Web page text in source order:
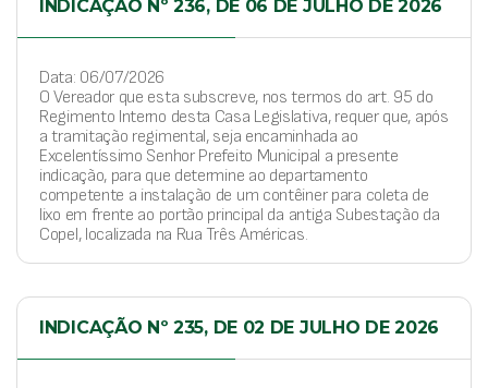
INDICAÇÃO Nº 236, DE 06 DE JULHO DE 2026
Data: 06/07/2026
O Vereador que esta subscreve, nos termos do art. 95 do
Regimento Interno desta Casa Legislativa, requer que, após
a tramitação regimental, seja encaminhada ao
Excelentíssimo Senhor Prefeito Municipal a presente
indicação, para que determine ao departamento
competente a instalação de um contêiner para coleta de
lixo em frente ao portão principal da antiga Subestação da
Copel, localizada na Rua Três Américas.
INDICAÇÃO Nº 235, DE 02 DE JULHO DE 2026